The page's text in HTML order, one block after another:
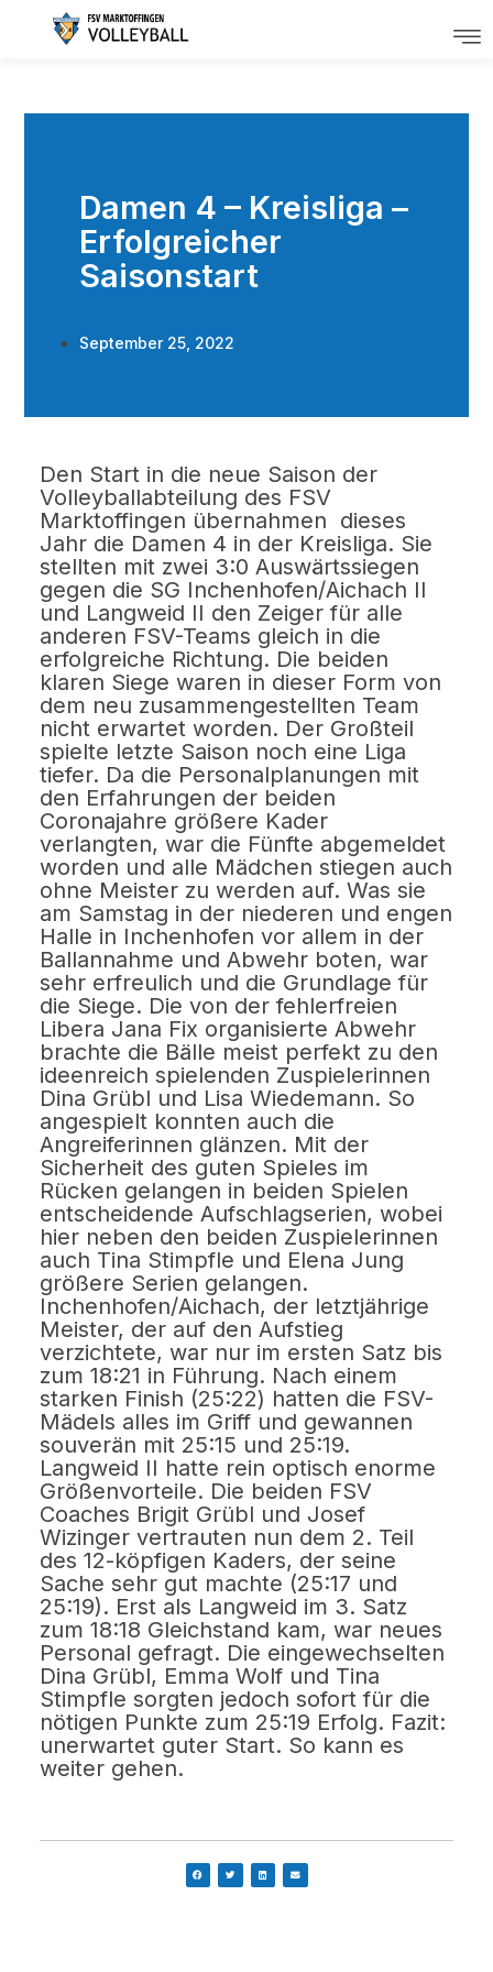
Damen 4 – Kreisliga –
Erfolgreicher
Saisonstart
September 25, 2022
Den Start in die neue Saison der
Volleyballabteilung des FSV
Marktoffingen übernahmen dieses
Jahr die Damen 4 in der Kreisliga. Sie
stellten mit zwei 3:0 Auswärtssiegen
gegen die SG Inchenhofen/Aichach II
und Langweid II den Zeiger für alle
anderen FSV-Teams gleich in die
erfolgreiche Richtung. Die beiden
klaren Siege waren in dieser Form von
dem neu zusammengestellten Team
nicht erwartet worden. Der Großteil
spielte letzte Saison noch eine Liga
tiefer. Da die Personalplanungen mit
den Erfahrungen der beiden
Coronajahre größere Kader
verlangten, war die Fünfte abgemeldet
worden und alle Mädchen stiegen auch
ohne Meister zu werden auf. Was sie
am Samstag in der niederen und engen
Halle in Inchenhofen vor allem in der
Ballannahme und Abwehr boten, war
sehr erfreulich und die Grundlage für
die Siege. Die von der fehlerfreien
Libera Jana Fix organisierte Abwehr
brachte die Bälle meist perfekt zu den
ideenreich spielenden Zuspielerinnen
Dina Grübl und Lisa Wiedemann. So
angespielt konnten auch die
Angreiferinnen glänzen. Mit der
Sicherheit des guten Spieles im
Rücken gelangen in beiden Spielen
entscheidende Aufschlagserien, wobei
hier neben den beiden Zuspielerinnen
auch Tina Stimpfle und Elena Jung
größere Serien gelangen.
Inchenhofen/Aichach, der letztjährige
Meister, der auf den Aufstieg
verzichtete, war nur im ersten Satz bis
zum 18:21 in Führung. Nach einem
starken Finish (25:22) hatten die FSV-
Mädels alles im Griff und gewannen
souverän mit 25:15 und 25:19.
Langweid II hatte rein optisch enorme
Größenvorteile. Die beiden FSV
Coaches Brigit Grübl und Josef
Wizinger vertrauten nun dem 2. Teil
des 12-köpfigen Kaders, der seine
Sache sehr gut machte (25:17 und
25:19). Erst als Langweid im 3. Satz
zum 18:18 Gleichstand kam, war neues
Personal gefragt. Die eingewechselten
Dina Grübl, Emma Wolf und Tina
Stimpfle sorgten jedoch sofort für die
nötigen Punkte zum 25:19 Erfolg. Fazit:
unerwartet guter Start. So kann es
weiter gehen.